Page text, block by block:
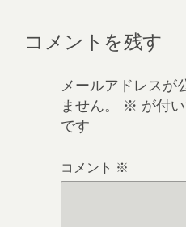
コメントを残す
メールアドレスが
ません。
※ が付
です
コメント ※